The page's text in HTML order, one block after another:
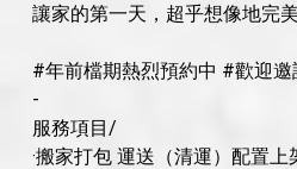
讓家的第一天，超乎想像地完美
#年前檔期熱烈預約中 #歡迎
-
服務項目/
·搬家打包 運送（清運）配置上